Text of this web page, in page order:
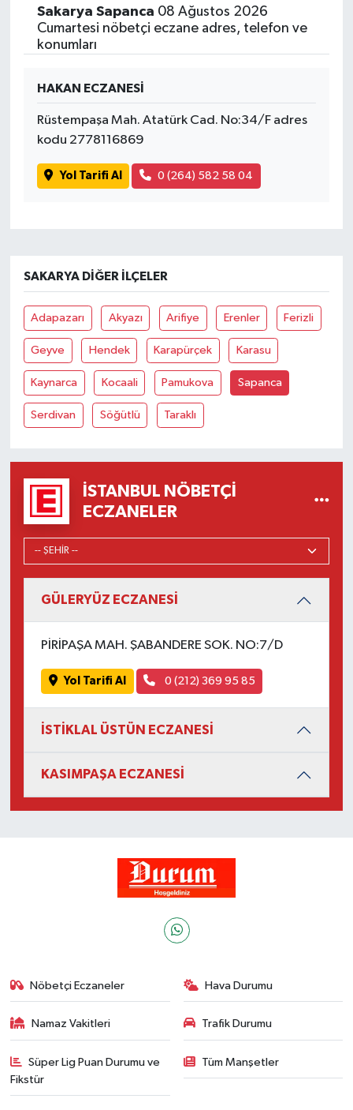
Sakarya Sapanca 08 Ağustos 2026
Cumartesi nöbetçi eczane adres, telefon ve
konumları
HAKAN ECZANESİ
Rüstempaşa Mah. Atatürk Cad. No:34/F adres
kodu 2778116869
Yol Tarifi Al 0 (264) 582 58 04
SAKARYA DIĞER İLÇELER
Adapazarı Akyazı Arifiye Erenler Ferizli
Geyve Hendek Karapürçek Karasu
Kaynarca Kocaali Pamukova Sapanca
Serdivan Söğütlü Taraklı
İSTANBUL NÖBETÇI
ECZANELER
GÜLERYÜZ ECZANESİ
PİRİPAŞA MAH. ŞABANDERE SOK. NO:7/D
Yol Tarifi Al 0 (212) 369 95 85
İSTİKLAL ÜSTÜN ECZANESİ
KASIMPAŞA ECZANESİ
Nöbetçi Eczaneler Hava Durumu
Namaz Vakitleri Trafik Durumu
Süper Lig Puan Durumu ve
Fikstür
Tüm Manşetler